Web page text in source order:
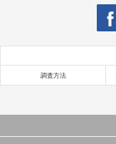
調査方法